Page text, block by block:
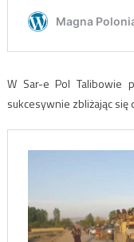
W Sar-e Pol Talibowie
sukcesywnie zbliżając